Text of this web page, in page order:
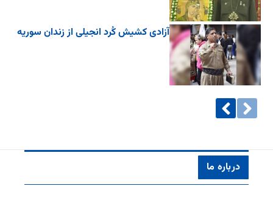
آزادی کشیش کُرد انجیلی از زندان سوریه
درباره ما